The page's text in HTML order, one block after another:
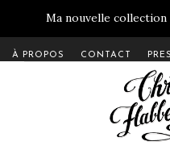
Ma nouvelle
À PROPOS CONTACT